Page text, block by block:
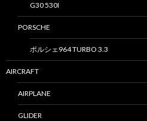
G30 530I
PORSCHE
ポルシェ964 TURBO 3.3
AIRCRAFT
AIRPLANE
GLIDER